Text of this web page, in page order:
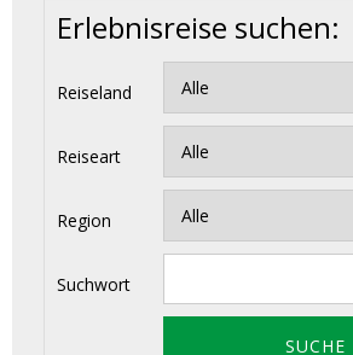
Erlebnisreise suchen:
Reiseland
Reiseart
Region
Suchwort